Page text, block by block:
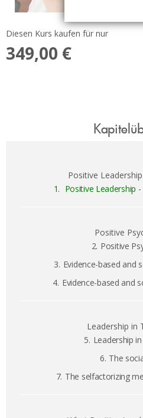
Diesen Kurs kaufen für nur
349,00 €
Positive
1. Positive Leadership
Positive
2. Positive
3. Evidence-based and
4. Evidence-based and
Leadership in
5. Leadership
6. The
7. The selfactorizing